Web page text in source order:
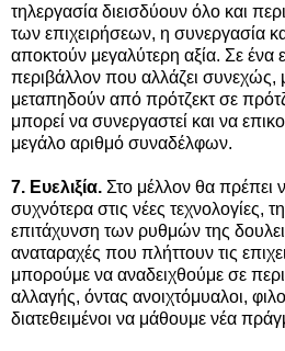
τηλεργασία διεισδύουν όλο και
των επιχειρήσεων, η συνεργασία
αποκτούν μεγαλύτερη αξία. Σε ένα
περιβάλλον που αλλάζει συνεχώς,
μεταπηδούν από πρότζεκτ σε
μπορεί να συνεργαστεί και να
μεγάλο αριθμό συναδέλφων.
7. Ευελιξία. Στο μέλλον θα πρέπει
συχνότερα στις νέες τεχνολογίες,
επιτάχυνση των ρυθμών της
αναταραχές που πλήττουν τις
μπορούμε να αναδειχθούμε σε
αλλαγής, όντας ανοιχτόμυαλοι,
διατεθειμένοι να μάθουμε νέα